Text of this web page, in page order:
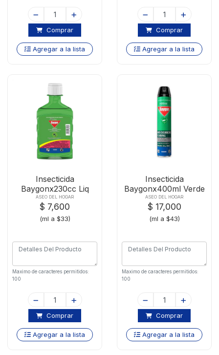
Comprar
Agregar a la lista
Comprar
Agregar a la lista
Insecticida
Baygonx230cc Liq
Insec-vol-rast
ASEO DEL HOGAR
$ 7,600
(ml a $33)
Maximo de caracteres permitidos:
100
Comprar
Agregar a la lista
Insecticida
Baygonx400ml Verde
Rastreros
ASEO DEL HOGAR
$ 17,000
(ml a $43)
Maximo de caracteres permitidos:
100
Comprar
Agregar a la lista